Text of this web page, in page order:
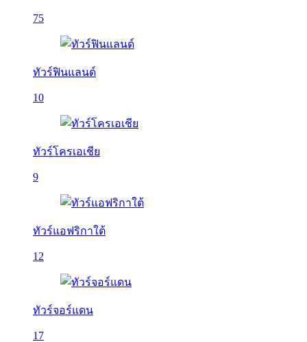
75
ทัวร์ฟินแลนด์
10
ทัวร์โครเอเชีย
9
ทัวร์แอฟริกาใต้
12
ทัวร์จอร์แดน
17